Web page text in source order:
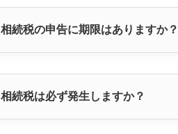
相続税の申告に期限はありますか？
相続税は必ず発生しますか？